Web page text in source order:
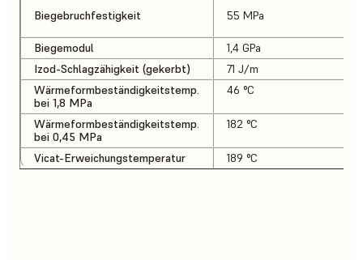
Biegebruchfestigkeit 55 MPa
Biegemodul
1,4 GPa
Izod-Schlagzähigkeit (gekerbt)
71 J/m
Wärmeformbeständigkeitstemp.
bei 1,8 MPa
46 °C
Wärmeformbeständigkeitstemp.
bei 0,45 MPa
182 °C
Vicat-Erweichungstemperatur 189 °C